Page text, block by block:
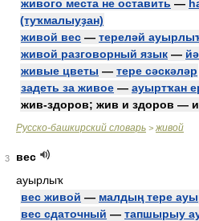
живого места не оставить —
(туҡмалыуҙан)
живой вес — тереләй
живой разговорный язык —
живые цветы — тере сәскәләр
задеть за живое — ауыртҡан
жив-здоров; жив и здоров —
Русско-башкирский словарь > живой
3
вес
ауырлыҡ
вес живой — малдың тере
вес сдаточный — тапшырыу